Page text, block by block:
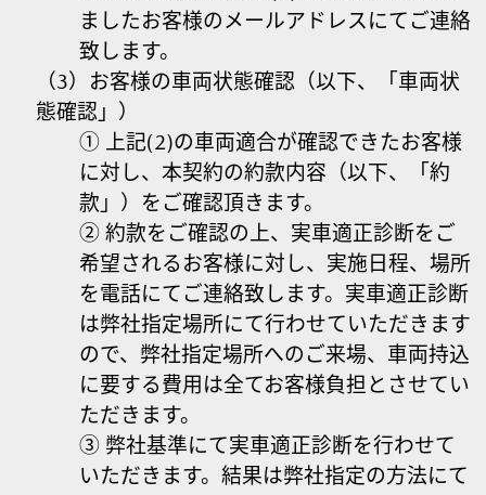
ましたお客様のメールアドレスにてご連絡
致します。
（3）お客様の車両状態確認（以下、「車両状
態確認」）
① 上記(2)の車両適合が確認できたお客様
に対し、本契約の約款内容（以下、「約
款」）をご確認頂きます。
② 約款をご確認の上、実車適正診断をご
希望されるお客様に対し、実施日程、場所
を電話にてご連絡致します。実車適正診断
は弊社指定場所にて行わせていただきます
ので、弊社指定場所へのご来場、車両持込
に要する費用は全てお客様負担とさせてい
ただきます。
③ 弊社基準にて実車適正診断を行わせて
いただきます。結果は弊社指定の方法にて